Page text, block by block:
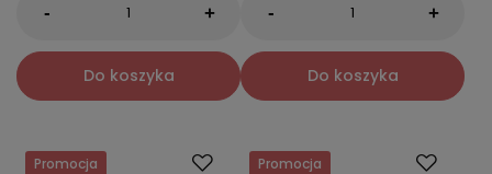
- +
Do koszyka
- +
Do koszyka
Promocja
Promocja